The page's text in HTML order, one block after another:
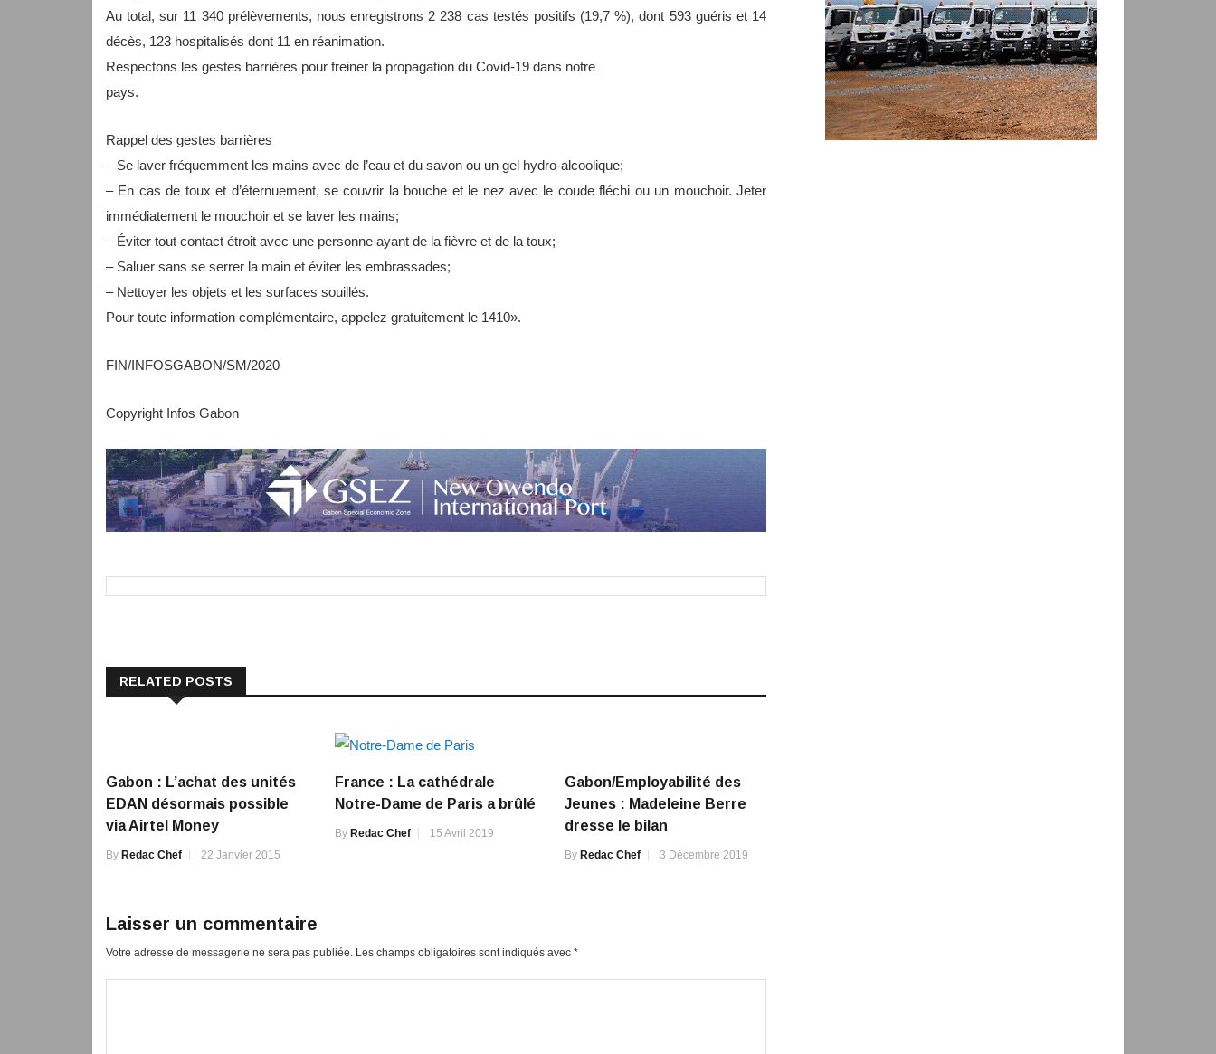
Au total, sur 11 340 prélèvements, nous enregistrons 2 238 cas testés positifs (19,7 %), dont 593 guéris et 14
décès, 123 hospitalisés dont 11 en réanimation.
Respectons les gestes barrières pour freiner la propagation du Covid-19 dans notre
pays.
Rappel des gestes barrières
– Se laver fréquemment les mains avec de l’eau et du savon ou un gel hydro-alcoolique;
– En cas de toux et d’éternuement, se couvrir la bouche et le nez avec le coude fléchi ou un mouchoir. Jeter
immédiatement le mouchoir et se laver les mains;
– Éviter tout contact étroit avec une personne ayant de la fièvre et de la toux;
– Saluer sans se serrer la main et éviter les embrassades;
– Nettoyer les objets et les surfaces souillés.
Pour toute information complémentaire, appelez gratuitement le 1410».
FIN/INFOSGABON/SM/2020
Copyright Infos Gabon
RELATED POSTS
Gabon : L’achat des unités
EDAN désormais possible
via Airtel Money
By Redac Chef 22 Janvier 2015
France : La cathédrale
Notre-Dame de Paris a brûlé
ByRedac Chef 15 Avril 2019
Gabon/Employabilité des
Jeunes : Madeleine Berre
dresse le bilan
By Redac Chef 3 Décembre 2019
Laisser un commentaire
Votre adresse de messagerie ne sera pas publiée. Les champs obligatoires sont indiqués avec *